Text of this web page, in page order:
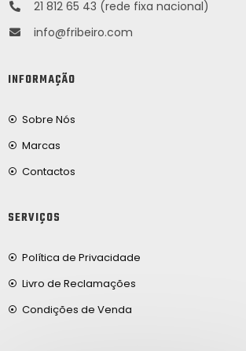
21 812 65 43 (rede fixa nacional)
info@fribeiro.com
INFORMAÇÃO
Sobre Nós
Marcas
Contactos
SERVIÇOS
Política de Privacidade
Livro de Reclamações
Condições de Venda